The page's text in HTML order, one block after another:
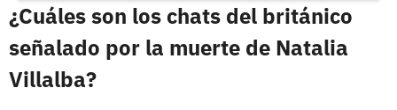
¿Cuáles son los chats del británico
señalado por la muerte de Natalia
Villalba?